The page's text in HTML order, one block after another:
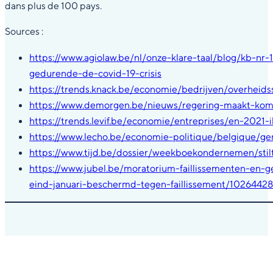
dans plus de 100 pays.
Sources :
https://www.agiolaw.be/nl/onze-klare-taal/blog/kb-
gedurende-de-covid-19-crisis
https://trends.knack.be/economie/bedrijven/
https://www.demorgen.be/nieuws/regering-maakt-
https://trends.levif.be/economie/entreprises/en-
https://www.lecho.be/economie-politique/belgique/
https://www.tijd.be/dossier/weekboekondernemen/
https://www.jubel.be/moratorium-faillissementen-en-
eind-januari-beschermd-tegen-faillissement/